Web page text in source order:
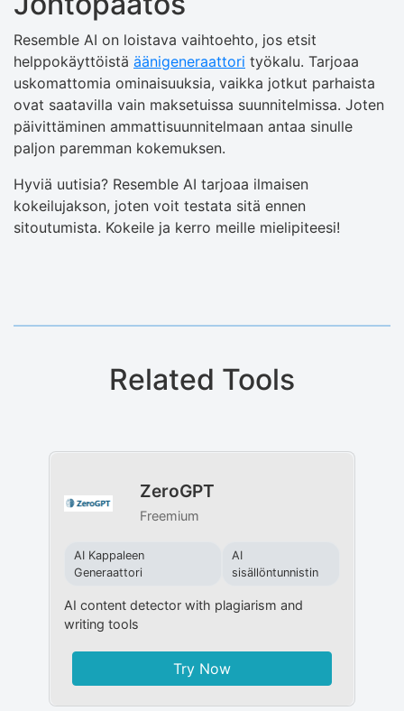
Resemble AI on loistava vaihtoehto, jos etsit
helppokäyttöistä äänigeneraattori työkalu. Tarjoaa
uskomattomia ominaisuuksia, vaikka jotkut parhaista
ovat saatavilla vain maksetuissa suunnitelmissa. Joten
päivittäminen ammattisuunnitelmaan antaa sinulle
paljon paremman kokemuksen.
Hyviä uutisia? Resemble AI tarjoaa ilmaisen
kokeilujakson, joten voit testata sitä ennen
sitoutumista. Kokeile ja kerro meille mielipiteesi!
Related Tools
ZeroGPT
Freemium
AI Kappaleen
Generaattori
AI
sisällöntunnistin
AI content detector with plagiarism and
writing tools
Try Now